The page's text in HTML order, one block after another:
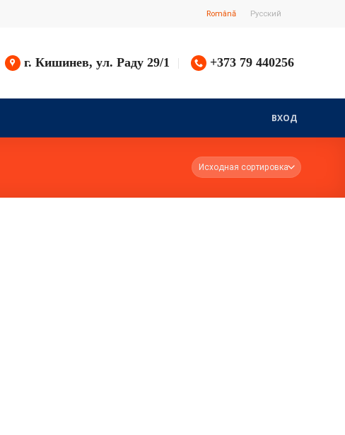
Română Русский
г. Кишинев, ул. Раду 29/1 +373 79 440256
ВХОД